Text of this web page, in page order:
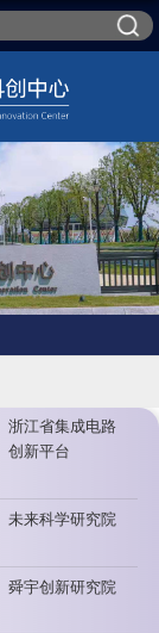
浙江省集成电路
创新平台
未来科学研究院
舜宇创新研究院